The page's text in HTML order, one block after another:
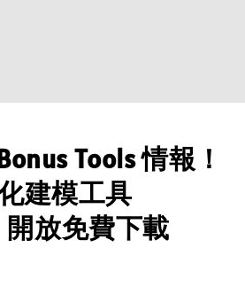
Tools 情報！
建模工具
開放免費下載